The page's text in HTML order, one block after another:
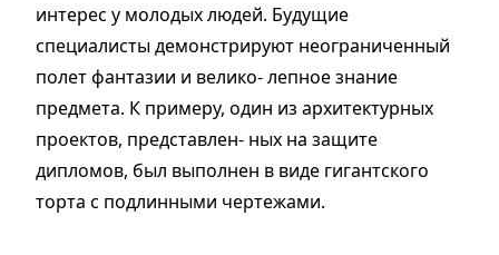
интерес у молодых людей. Будущие
специалисты демонстрируют неограниченный
полет фантазии и велико- лепное знание
предмета. К примеру, один из архитектурных
проектов, представлен- ных на защите
дипломов, был выполнен в виде гигантского
торта с подлинными чертежами.